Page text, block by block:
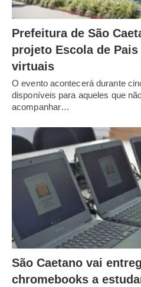
Prefeitura de São
projeto Escola de
virtuais
O evento acontecerá durante
disponíveis para aqueles que
acompanhar…
São Caetano vai
chromebooks a